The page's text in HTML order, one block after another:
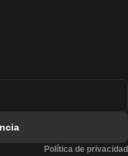
Política de privacidad